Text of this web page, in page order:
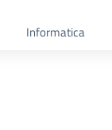
Informatica